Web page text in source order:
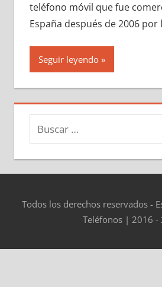
teléfono móvil quе fue
España después dе 2006 pοr
Seguir leyendo
Buscar:
Todos los derechos reservados -
Teléfonos | 2016 -